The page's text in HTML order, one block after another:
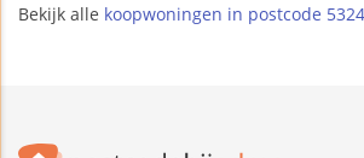
Bekijk alle koopwoningen in postcode 5324